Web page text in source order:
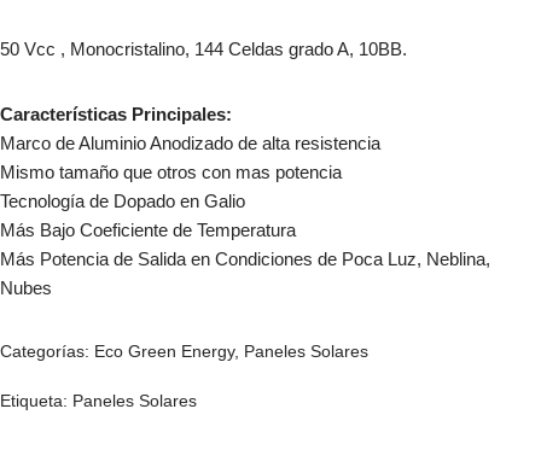
50 Vcc , Monocristalino, 144 Celdas grado A, 10BB.
Características Principales:
Marco de Aluminio Anodizado de alta resistencia
Mismo tamaño que otros con mas potencia
Tecnología de Dopado en Galio
Más Bajo Coeficiente de Temperatura
Más Potencia de Salida en Condiciones de Poca Luz, Neblina,
Nubes
Categorías: Eco Green Energy, Paneles Solares
Etiqueta: Paneles Solares